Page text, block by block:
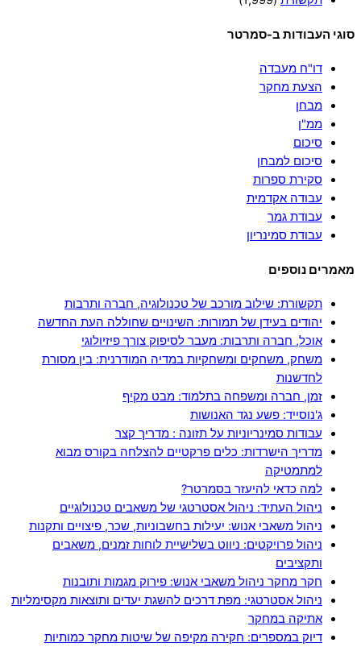
סוגי העבודות ב-סמרטר
דו"ח מעבדה
הצעת מחקר
מבחן
ממ"ן
סיכום
סיכום למבחן
סקירת ספרות
עבודה אקדמית
עבודת גמר
עבודת סמינריון
מאמרים נוספים
תקשורת: שילוב מורכב של טכנולוגיה, חברה ותרבות
יהודים בעידן של תמורות: השינויים שחוללה העת החדשה
אוכל, חברה ותרבות: מעבר לסיפוק צורך פיזיולוגי
משחק, משחקים ומשחקיות במדיה המודרנית: בין מסורת
לחדשנות
זמן, חברה ומשפחה בתלמוד: מבט מקיף
ג'נוסייד: פשע נגד האנושות
עבודות סמינריוניות על תזונה : מדריך קצר
מדריך הישרדות: כלים פרקטיים להצלחה בקורס מבוא
למתמטיקה
למה כדאי להיעזר בסמרטר?
ניהול העתיד: ניהול אסטרטגי של משאבים טכנולוגיים
ניהול משאבי אנוש: יעילות בחשבוניות, שכר, פיצויים ותקנות
ניהול פרויקטים: ניווט בשלישיית לוחות זמנים, משאבים
ותקציבים
חקר מחקר ניהול משאבי אנוש: פירוק מגמות ותובנות
ניהול אסטרטגי: מפת דרכים להשגת יעדים ותוצאות מקסימליות
אתיקה במחקר
דיוק במספרים: חקירה מקיפה של שיטות מחקר כמותיות